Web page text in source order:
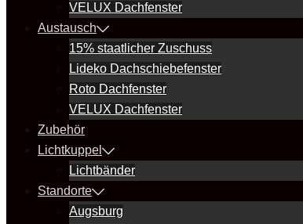
VELUX Dachfenster
Austausch
15% staatlicher Zuschuss
Lideko Dachschiebefenster
Roto Dachfenster
VELUX Dachfenster
Zubehör
Lichtkuppel
Lichtbänder
Standorte
Augsburg